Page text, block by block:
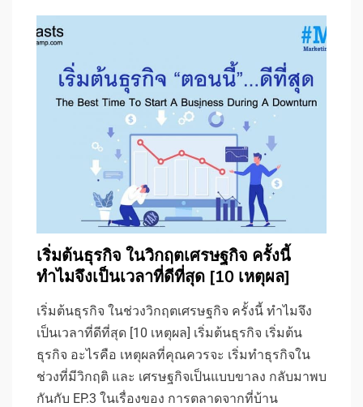
เริ่มต้นธุรกิจ ในวิกฤตเศรษฐกิจ ครั้งนี้
ทำไมจึงเป็นเวลาที่ดีที่สุด [10 เหตุผล]
เริ่มต้นธุรกิจ ในช่วงวิกฤตเศรษฐกิจ ครั้งนี้ ทำไมจึง
เป็นเวลาที่ดีที่สุด [10 เหตุผล] เริ่มต้นธุรกิจ เริ่มต้น
ธุรกิจ อะไรคือ เหตุผลที่คุณควรจะ เริ่มทำธุรกิจใน
ช่วงที่มีวิกฤติ และ เศรษฐกิจเป็นแบบขาลง กลับมาพบ
กันกับ EP.3 ในเรื่องของ การตลาดจากที่บ้าน